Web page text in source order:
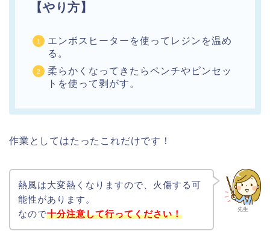
【やり方】
エンボスヒーターを使ってレジンを温め
る。
柔らかくなってきたらペンチやピンセッ
トを使って剥がす。
作業としてはたったこれだけです！
先生
熱風は大変熱くなりますので、火傷する可
能性があります。
なので十分注意して行ってください！